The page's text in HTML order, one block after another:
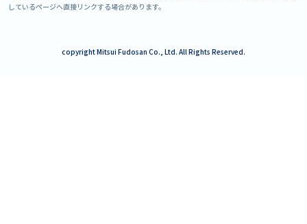
しているページへ直接リンクする場合があります。
copyright Mitsui Fudosan Co., Ltd. All Rights Reserved.